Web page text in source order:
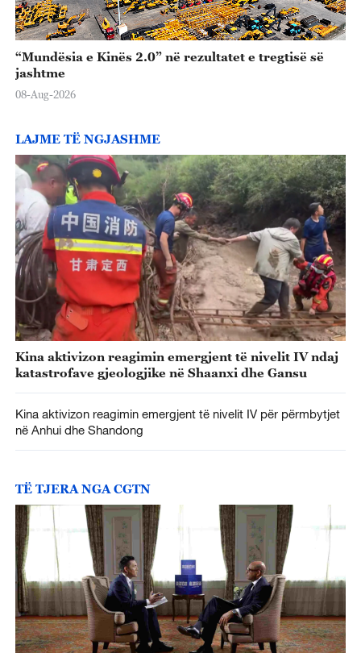
“Mundësia e Kinës 2.0” në rezultatet e tregtisë së
jashtme
08-Aug-2026
LAJME TË NGJASHME
Kina aktivizon reagimin emergjent të nivelit IV ndaj
katastrofave gjeologjike në Shaanxi dhe Gansu
Kina aktivizon reagimin emergjent të nivelit IV për përmbytjet
në Anhui dhe Shandong
TË TJERA NGA CGTN